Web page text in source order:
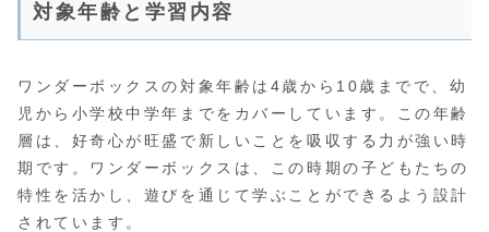
対象年齢と学習内容
ワンダーボックスの対象年齢は4歳から10歳までで、幼
児から小学校中学年までをカバーしています。この年齢
層は、好奇心が旺盛で新しいことを吸収する力が強い時
期です。ワンダーボックスは、この時期の子どもたちの
特性を活かし、遊びを通じて学ぶことができるよう設計
されています。